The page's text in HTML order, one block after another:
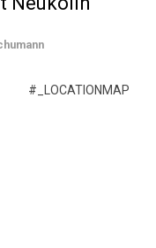
#_LOCATIONMAP